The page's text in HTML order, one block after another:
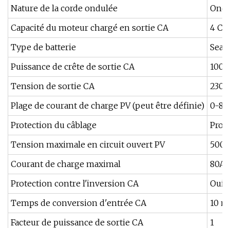
Nature de la corde ondulée
Capacité du moteur chargé en sortie CA
4 CV
Type de batterie
Puissance de crête de sortie CA
Tension de sortie CA
230
Plage de courant de charge PV (peut être définie) 0-
Protection du câblage
Tension maximale en circuit ouvert PV
500V
Courant de charge maximal
80A
Protection contre l'inversion CA
Oui
Temps de conversion d'entrée CA
10
Facteur de puissance de sortie CA
1